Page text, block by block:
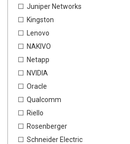
Juniper Networks
Kingston
Lenovo
NAKIVO
Netapp
NVIDIA
Oracle
Qualcomm
Riello
Rosenberger
Schneider Electric